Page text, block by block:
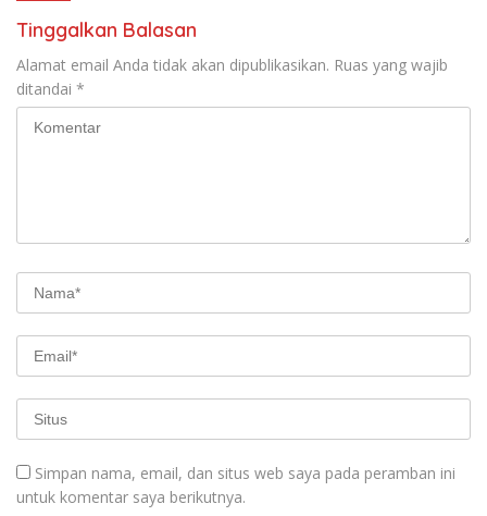
Tinggalkan Balasan
Alamat email Anda tidak akan dipublikasikan. Ruas yang wajib
ditandai *
Simpan nama, email, dan situs web saya pada peramban ini
untuk komentar saya berikutnya.